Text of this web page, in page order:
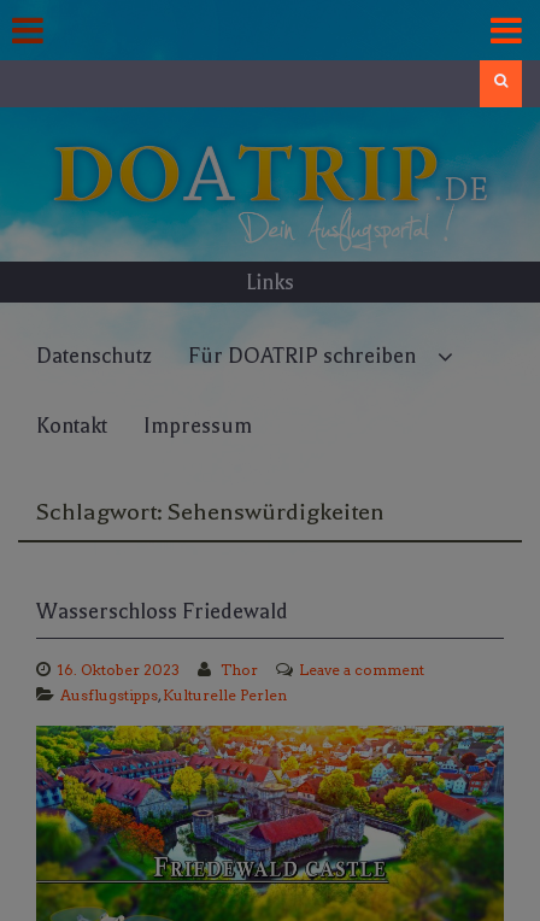
to
content
Links
Datenschutz Für DOATRIP schreiben
Kontakt Impressum
Schlagwort: Sehenswürdigkeiten
Wasserschloss Friedewald
16. Oktober 2023 Thor
Leave a comment
Ausflugstipps, Kulturelle Perlen